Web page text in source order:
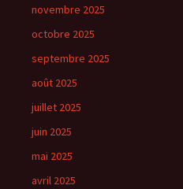
novembre 2025
octobre 2025
septembre 2025
août 2025
juillet 2025
juin 2025
mai 2025
avril 2025